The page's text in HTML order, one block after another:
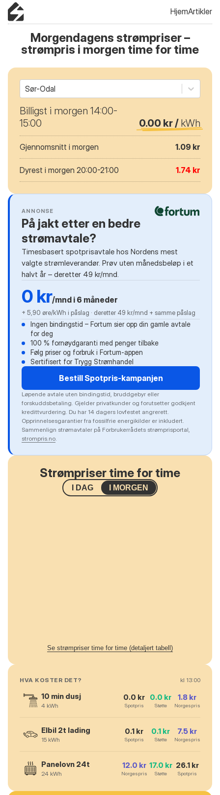
HjemArtikler
Morgendagens strømpriser –
strømpris i morgen time for time
Sør-Odal
Billigst i morgen 14:00-
15:00
0.00 kr / kWh
Gjennomsnitt i morgen 1.09 kr
Dyrest i morgen 20:00-21:00 1.74 kr
ANNONSE
På jakt etter en bedre
strømavtale?
Timesbasert spotprisavtale hos Nordens mest
valgte strømleverandør. Prøv uten månedsbeløp i et
halvt år – deretter 49 kr/mnd.
0 kr/mnd i 6 måneder
+ 5,90 øre/kWh i påslag · deretter 49 kr/mnd + samme påslag
Ingen bindingstid – Fortum sier opp din gamle avtale
for deg
100 % fornøydgaranti med penger tilbake
Følg priser og forbruk i Fortum-appen
Sertifisert for Trygg Strømhandel
Bestill Spotpris-kampanjen
Løpende avtale uten bindingstid, bruddgebyr eller
forskuddsbetaling. Gjelder privatkunder og forutsetter godkjent
kredittvurdering. Du har 14 dagers lovfestet angrerett.
Opprinnelsesgarantier fra fossilfrie energikilder er inkludert.
Sammenlign strømavtaler på Forbrukerrådets strømprisportal,
strompris.no.
Strømpriser time for time
I DAG I MORGEN
Se strømpriser time for time (detaljert tabell)
HVA KOSTER DET? kl 13:00
10 min dusj
4 kWh
0.0 kr
Spotpris
0.0 kr
Støtte
1.8 kr
Norgespris
Elbil 2t lading
15 kWh
0.1 kr
Spotpris
0.1 kr
Støtte
7.5 kr
Norgespris
Panelovn 24t
24 kWh
12.0 kr
Norgespris
17.0 kr
Støtte
26.1kr
Spotpris